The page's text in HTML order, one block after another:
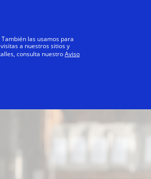
Todos
las usamos para
a nuestros sitios y
consulta nuestroAviso